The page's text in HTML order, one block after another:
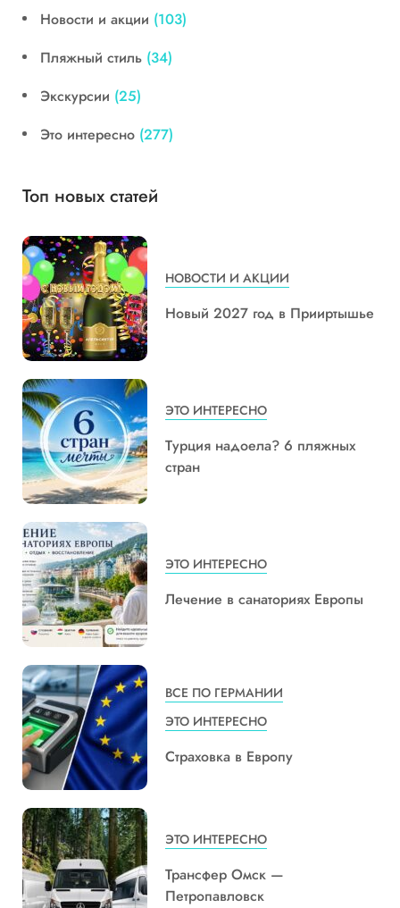
Новости и акции (103)
Пляжный стиль (34)
Экскурсии (25)
Это интересно (277)
Топ новых статей
НОВОСТИ И АКЦИИ
Новый 2027 год в Прииртышье
ЭТО ИНТЕРЕСНО
Турция надоела? 6 пляжных
стран
ЭТО ИНТЕРЕСНО
Лечение в санаториях Европы
ВСЕ ПО ГЕРМАНИИ
ЭТО ИНТЕРЕСНО
Страховка в Европу
ЭТО ИНТЕРЕСНО
Трансфер Омск —
Петропавловск